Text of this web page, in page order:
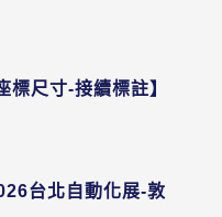
尺寸-接續標註】
台北自動化展-敦